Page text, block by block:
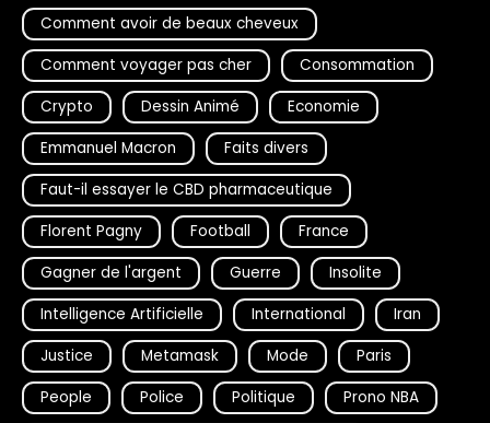
Comment avoir de beaux cheveux
Comment voyager pas cher
Consommation
Crypto
Dessin Animé
Economie
Emmanuel Macron
Faits divers
Faut-il essayer le CBD pharmaceutique
Florent Pagny
Football
France
Gagner de l'argent
Guerre
Insolite
Intelligence Artificielle
International
Iran
Justice
Metamask Mode
Paris
People
Police Politique
Prono NBA